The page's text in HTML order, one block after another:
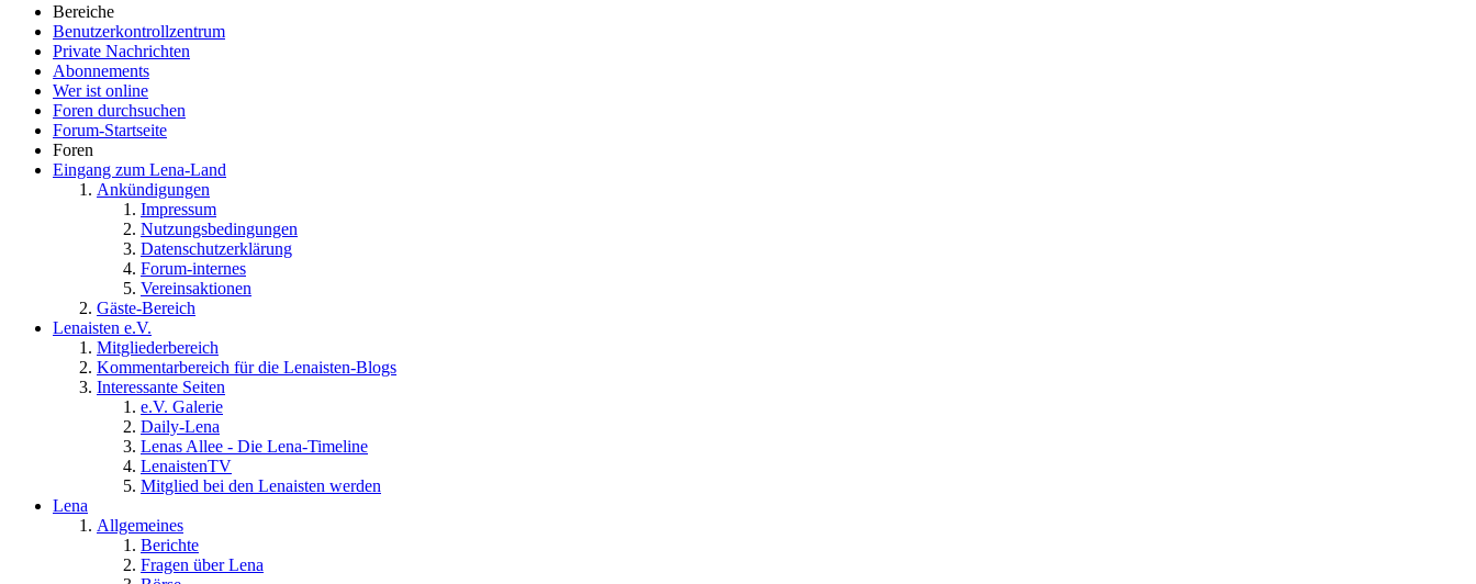
Bereiche
Benutzerkontrollzentrum
Private Nachrichten
Abonnements
Wer ist online
Foren durchsuchen
Forum-Startseite
Foren
Eingang zum Lena-Land
Ankündigungen
Impressum
Nutzungsbedingungen
Datenschutzerklärung
Forum-internes
Vereinsaktionen
Gäste-Bereich
Lenaisten e.V.
Mitgliederbereich
Kommentarbereich für die Lenaisten-Blogs
Interessante Seiten
e.V. Galerie
Daily-Lena
Lenas Allee - Die Lena-Timeline
LenaistenTV
Mitglied bei den Lenaisten werden
Lena
Allgemeines
Berichte
Fragen über Lena